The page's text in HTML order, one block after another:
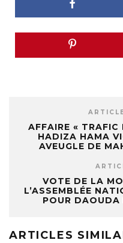
AFFAIRE « TRAFIC
HADIZA HAMA
AVEUGLE DE
VOTE DE LA
L’ASSEMBLÉE
POUR
ARTICLES